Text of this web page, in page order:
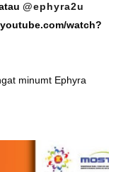
@ephyra2u
watch?
minumt Ephyra